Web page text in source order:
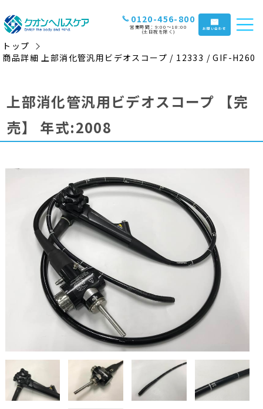
0120-456-800
営業時間：9:00〜18:00
(土日祝を除く) お問い合わせ
トップ
商品詳細 上部消化管汎用ビデオスコープ / 12333 / GIF-H260
上部消化管汎用ビデオスコープ
【完
売】
年式:2008